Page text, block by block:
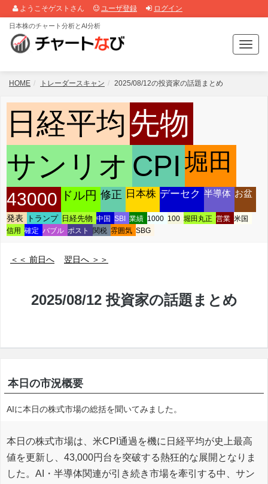
ようこそゲストさん ユーザ登録 ログイン
T
o
g
t
o
n
日本株のチャート分析とAI分析
HOME トレーダースキャン 2025/08/12の投資家の話題まとめ
日経平均 先物
サンリオ CPI 堀田
43000 ドル円 修正 日本株 デーセク 半導体 お盆
発表 トランプ 日経先物 中国 SBI 業績 1000 100 堀田丸正 営業 米国
信用 確定 バブル ポスト 関税 雰囲気 SBG
＜＜ 前日へ 翌日へ ＞＞
2025/08/12 投資家の話題まとめ
本日の市況概要
AIに本日の株式市場の総括を聞いてみました。
本日の株式市場は、米CPI通過を機に日経平均が史上最高
値を更新し、43,000円台を突破する熱狂的な展開となりま
した。AI・半導体関連が引き続き市場を牽引する中、サン